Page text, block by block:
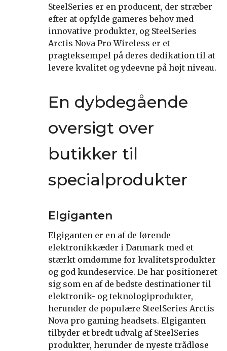
SteelSeries er en producent, der stræber
efter at opfylde gameres behov med
innovative produkter, og SteelSeries
Arctis Nova Pro Wireless er et
pragteksempel på deres dedikation til at
levere kvalitet og ydeevne på højt niveau.
En dybdegående
oversigt over
butikker til
specialprodukter
Elgiganten
Elgiganten er en af de førende
elektronikkæder i Danmark med et
stærkt omdømme for kvalitetsprodukter
og god kundeservice. De har positioneret
sig som en af de bedste destinationer til
elektronik- og teknologiprodukter,
herunder de populære SteelSeries Arctis
Nova pro gaming headsets. Elgiganten
tilbyder et bredt udvalg af SteelSeries
produkter, herunder de nyeste trådløse